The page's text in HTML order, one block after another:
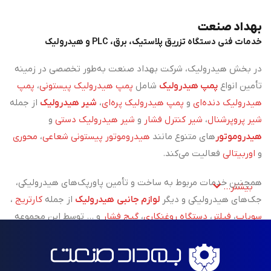
بهداد صنعت
خدمات فنی دستگاه تزریق پلاستیک، برق، PLC و هیدرولیک
در بخش هیدرولیک، شرکت بهداد صنعت به‌طور تخصصی در زمینه
تأمین انواع پمپ هیدرولیک شامل پمپ هیدرولیک پیستونی، پمپ
هیدرولیک دنده‌ای و پمپ هیدرولیک پره‌ای، شیر هیدرولیک از جمله
شیر پروپرشنال، شیر کنترل فشار و شیر هیدرولیک دستی و
هیدروموتور های متنوع مانند هیدروموتور پیستونی شعاعی، محوری
و اوربیتالی فعالیت می‌کند.
همچنین خدمات مربوط به ساخت و تأمین پاورپک‌های هیدرولیکی،
جک‌های هیدرولیکی و دیگر لوازم جانبی هیدرولیک از جمله کارتریج ،
سوپاپ، فیلتر ، دستگاه روغنکاری، گیج فشار و ... توسط این مجموعه
علاوه بر تأمین تجهیزات،خدمات نصب، تعمیر و پشتیبانی فنی
بیشتر...